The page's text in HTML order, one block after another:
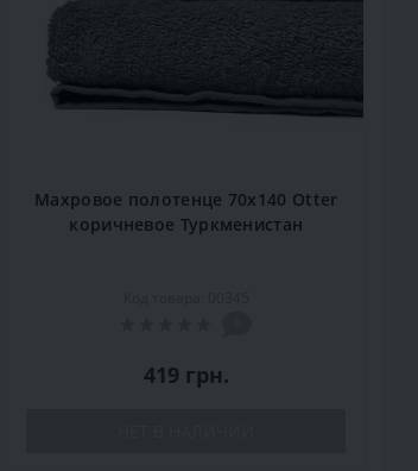
Махровое полотенце 70x140 Otter
коричневое Туркменистан
419 грн.